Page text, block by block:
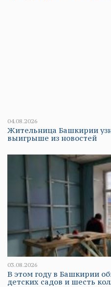
04.08.2026
Жительница Башкирии
выигрыше из новостей
03.08.2026
В этом году в Башкирии
детских садов и шесть